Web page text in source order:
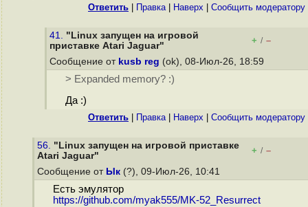
Ответить Правка| Наверх Cообщить модератору
41. "Linux запущен на игровой
приставке Atari Jaguar"
+ / –
Сообщение от kusb reg (ok), 08-Июл-26, 18:59
> Expanded memory? :)
Да :)
Ответить Правка| Наверх Cообщить модератору
56. "Linux запущен на игровой приставке
Atari Jaguar"
+ / –
Сообщение от Ык (?), 09-Июл-26, 10:41
Есть эмулятор
https://github.com/myak555/MK-52_Resurrect